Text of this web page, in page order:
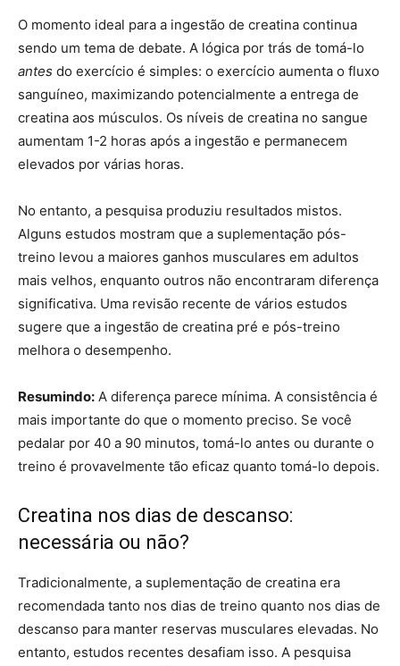
O momento ideal para a ingestão de creatina continua
sendo um tema de debate. A lógica por trás de tomá-lo
antes do exercício é simples: o exercício aumenta o fluxo
sanguíneo, maximizando potencialmente a entrega de
creatina aos músculos. Os níveis de creatina no sangue
aumentam 1-2 horas após a ingestão e permanecem
elevados por várias horas.
No entanto, a pesquisa produziu resultados mistos.
Alguns estudos mostram que a suplementação pós-
treino levou a maiores ganhos musculares em adultos
mais velhos, enquanto outros não encontraram diferença
significativa. Uma revisão recente de vários estudos
sugere que a ingestão de creatina pré e pós-treino
melhora o desempenho.
Resumindo: A diferença parece mínima. A consistência é
mais importante do que o momento preciso. Se você
pedalar por 40 a 90 minutos, tomá-lo antes ou durante o
treino é provavelmente tão eficaz quanto tomá-lo depois.
Creatina nos dias de descanso:
necessária ou não?
Tradicionalmente, a suplementação de creatina era
recomendada tanto nos dias de treino quanto nos dias de
descanso para manter reservas musculares elevadas. No
entanto, estudos recentes desafiam isso. A pesquisa